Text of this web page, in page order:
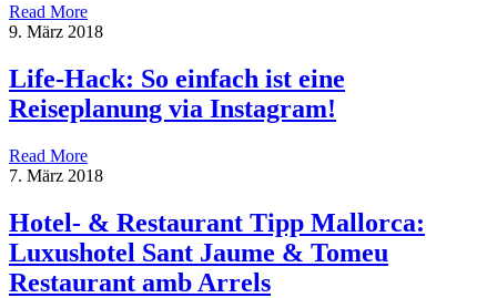
Read More
9. März 2018
Life-Hack: So einfach ist eine
Reiseplanung via Instagram!
Read More
7. März 2018
Hotel- & Restaurant Tipp Mallorca:
Luxushotel Sant Jaume & Tomeu
Restaurant amb Arrels